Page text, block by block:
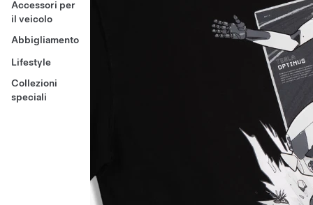
Accessori per
il veicolo
Abbigliamento
Lifestyle
Collezioni
speciali